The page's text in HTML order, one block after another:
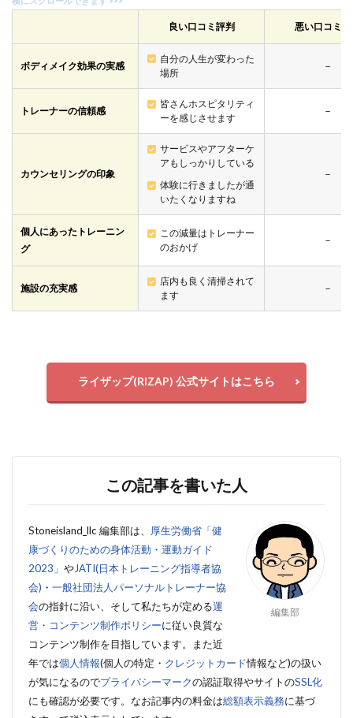
良い口コミ評判 悪い口コミ評
ボディメイク効果の実感
自分の人生が変わった
場所
－
トレーナーの信頼感
皆さんホスピタリティ
ーを感じさせます
－
カウンセリングの印象
サービスやアフターケ
アもしっかりしている
体験に行きましたが通
いたくなりますね
－
個人にあったトレーニン
グ
この減量はトレーナー
のおかげ
－
施設の充実感
店内も良く清掃されて
ます
－
ライザップ(RIZAP) 公式サイトはこちら
この記事を書いた人
編集部
Stoneisland_llc 編集部は、 厚生労働省「健
康づくりのための身体活動・運動ガイド
2023」 やJATI(日本トレーニング指導者協
会) ・ 一般社団法人パーソナルトレーナー協
会の指針に沿い、そして私たちが定める運
営・コンテンツ制作ポリシーに従い良質な
コンテンツ制作を目指しています。また近
年では個人情報(個人の特定・ クレジットカード情報など)の扱い
が気になるのでプライバシーマークの認証取得やサイトのSSL化
にも確認が必要です。 なお記事内の料金は総額表示義務に基づ